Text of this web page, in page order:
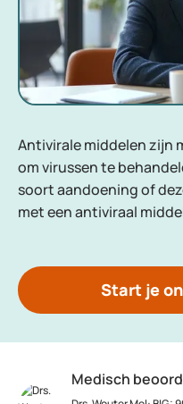
Antivirale middelen zijn
om virussen te
soort aandoening of
met een antiviraal
Start je
Medisch